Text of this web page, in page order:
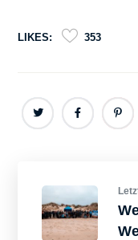
LIKES: 353